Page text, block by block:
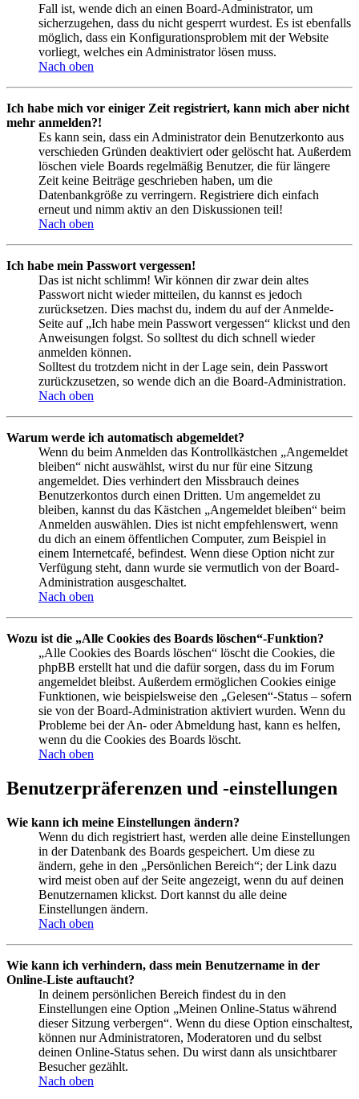
Fall ist, wende dich an einen Board-Administrator, um
sicherzugehen, dass du nicht gesperrt wurdest. Es ist ebenfalls
möglich, dass ein Konfigurationsproblem mit der Website
vorliegt, welches ein Administrator lösen muss.
Nach oben
Ich habe mich vor einiger Zeit registriert, kann mich aber nicht
mehr anmelden?!
Es kann sein, dass ein Administrator dein Benutzerkonto aus
verschieden Gründen deaktiviert oder gelöscht hat. Außerdem
löschen viele Boards regelmäßig Benutzer, die für längere
Zeit keine Beiträge geschrieben haben, um die
Datenbankgröße zu verringern. Registriere dich einfach
erneut und nimm aktiv an den Diskussionen teil!
Nach oben
Ich habe mein Passwort vergessen!
Das ist nicht schlimm! Wir können dir zwar dein altes
Passwort nicht wieder mitteilen, du kannst es jedoch
zurücksetzen. Dies machst du, indem du auf der Anmelde-
Seite auf „Ich habe mein Passwort vergessen“ klickst und den
Anweisungen folgst. So solltest du dich schnell wieder
anmelden können.
Solltest du trotzdem nicht in der Lage sein, dein Passwort
zurückzusetzen, so wende dich an die Board-Administration.
Nach oben
Warum werde ich automatisch abgemeldet?
Wenn du beim Anmelden das Kontrollkästchen „Angemeldet
bleiben“ nicht auswählst, wirst du nur für eine Sitzung
angemeldet. Dies verhindert den Missbrauch deines
Benutzerkontos durch einen Dritten. Um angemeldet zu
bleiben, kannst du das Kästchen „Angemeldet bleiben“ beim
Anmelden auswählen. Dies ist nicht empfehlenswert, wenn
du dich an einem öffentlichen Computer, zum Beispiel in
einem Internetcafé, befindest. Wenn diese Option nicht zur
Verfügung steht, dann wurde sie vermutlich von der Board-
Administration ausgeschaltet.
Nach oben
Wozu ist die „Alle Cookies des Boards löschen“-Funktion?
„Alle Cookies des Boards löschen“ löscht die Cookies, die
phpBB erstellt hat und die dafür sorgen, dass du im Forum
angemeldet bleibst. Außerdem ermöglichen Cookies einige
Funktionen, wie beispielsweise den „Gelesen“-Status – sofern
sie von der Board-Administration aktiviert wurden. Wenn du
Probleme bei der An- oder Abmeldung hast, kann es helfen,
wenn du die Cookies des Boards löscht.
Nach oben
Benutzerpräferenzen und -einstellungen
Wie kann ich meine Einstellungen ändern?
Wenn du dich registriert hast, werden alle deine Einstellungen
in der Datenbank des Boards gespeichert. Um diese zu
ändern, gehe in den „Persönlichen Bereich“; der Link dazu
wird meist oben auf der Seite angezeigt, wenn du auf deinen
Benutzernamen klickst. Dort kannst du alle deine
Einstellungen ändern.
Nach oben
Wie kann ich verhindern, dass mein Benutzername in der
Online-Liste auftaucht?
In deinem persönlichen Bereich findest du in den
Einstellungen eine Option „Meinen Online-Status während
dieser Sitzung verbergen“. Wenn du diese Option einschaltest,
können nur Administratoren, Moderatoren und du selbst
deinen Online-Status sehen. Du wirst dann als unsichtbarer
Besucher gezählt.
Nach oben